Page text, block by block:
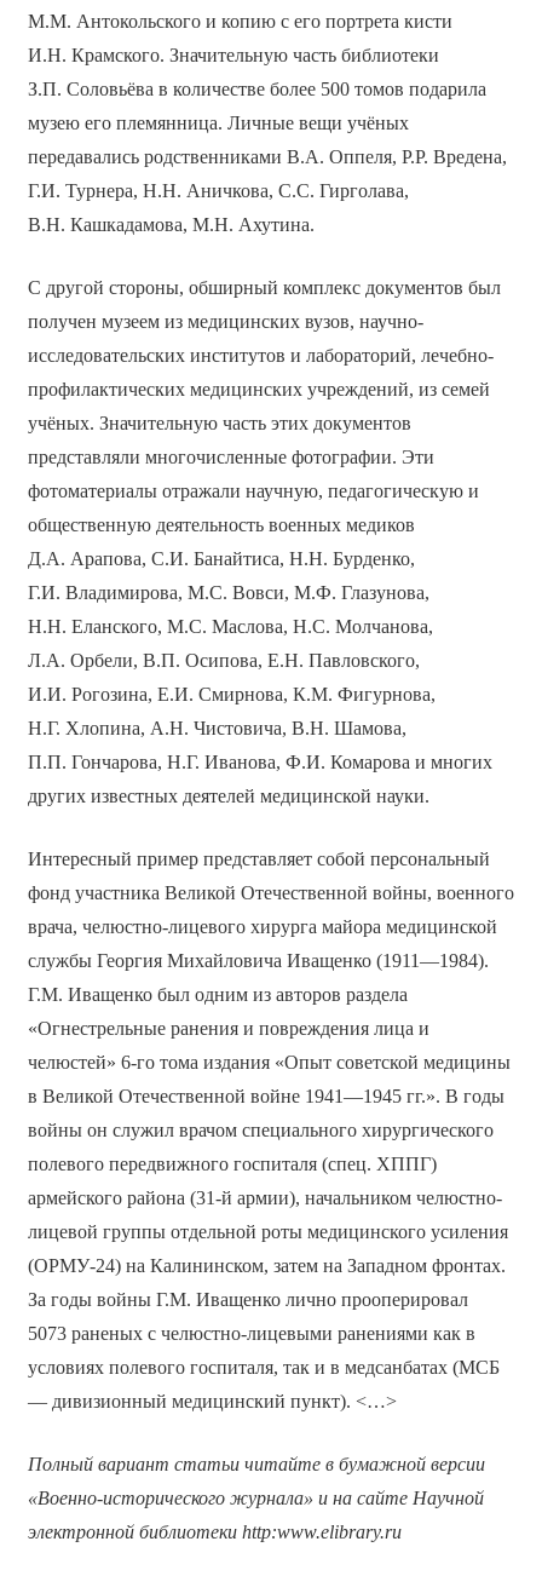
М.М. Антокольского и копию с его портрета кисти
И.Н. Крамского. Значительную часть библиотеки
З.П. Соловьёва в количестве более 500 томов подарила
музею его племянница. Личные вещи учёных
передавались родственниками В.А. Оппеля, Р.Р. Вредена,
Г.И. Турнера, Н.Н. Аничкова, С.С. Гирголава,
В.Н. Кашкадамова, М.Н. Ахутина.
С другой стороны, обширный комплекс документов был
получен музеем из медицинских вузов, научно-
исследовательских институтов и лабораторий, лечебно-
профилактических медицинских учреждений, из семей
учёных. Значительную часть этих документов
представляли многочисленные фотографии. Эти
фотоматериалы отражали научную, педагогическую и
общественную деятельность военных медиков
Д.А. Арапова, С.И. Банайтиса, Н.Н. Бурденко,
Г.И. Владимирова, М.С. Вовси, М.Ф. Глазунова,
Н.Н. Еланского, М.С. Маслова, Н.С. Молчанова,
Л.А. Орбели, В.П. Осипова, Е.Н. Павловского,
И.И. Рогозина, Е.И. Смирнова, К.М. Фигурнова,
Н.Г. Хлопина, А.Н. Чистовича, В.Н. Шамова,
П.П. Гончарова, Н.Г. Иванова, Ф.И. Комарова и многих
других известных деятелей медицинской науки.
Интересный пример представляет собой персональный
фонд участника Великой Отечественной войны, военного
врача, челюстно-лицевого хирурга майора медицинской
службы Георгия Михайловича Иващенко (1911—1984).
Г.М. Иващенко был одним из авторов раздела
«Огнестрельные ранения и повреждения лица и
челюстей» 6-го тома издания «Опыт советской медицины
в Великой Отечественной войне 1941—1945 гг.». В годы
войны он служил врачом специального хирургического
полевого передвижного госпиталя (спец. ХППГ)
армейского района (31-й армии), начальником челюстно-
лицевой группы отдельной роты медицинского усиления
(ОРМУ-24) на Калининском, затем на Западном фронтах.
За годы войны Г.М. Иващенко лично прооперировал
5073 раненых с челюстно-лицевыми ранениями как в
условиях полевого госпиталя, так и в медсанбатах (МСБ
— дивизионный медицинский пункт). <…>
Полный вариант статьи читайте в бумажной версии
«Военно-исторического журнала» и на сайте Научной
электронной библиотеки http:www.elibrary.ru